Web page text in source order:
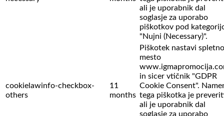
ali je uporabnik dal
soglasje za uporabo
piškotkov pod
"Nujni (Necessary)".
cookielawinfo-checkbox-
others
11
months
Piškotek nastavi spletno
mesto
in sicer vtičnik "GDPR
Cookie Consent".
tega piškotka je
ali je uporabnik dal
soglasje za uporabo